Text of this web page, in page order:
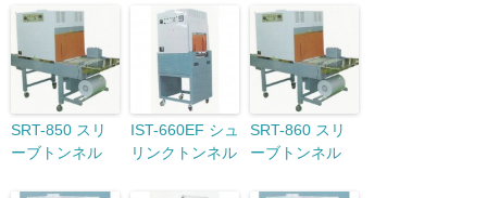
SRT-850 スリ
ーブトンネル
IST-660EF シュ
リンクトンネル
SRT-860 スリ
ーブトンネル